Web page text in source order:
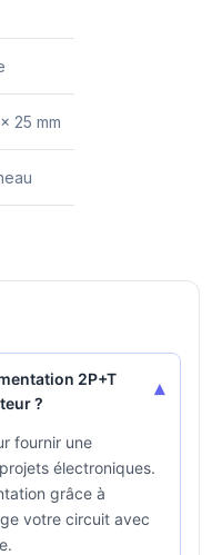
25 mm
2P+T
?
▾
fournir une
électroniques.
grâce à
votre circuit avec